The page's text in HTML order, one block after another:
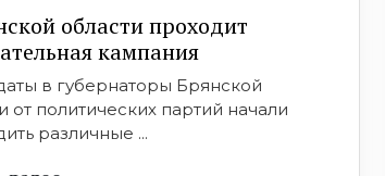
области проходит
кампания
в губернаторы Брянской
от политических партий начали
различные ...